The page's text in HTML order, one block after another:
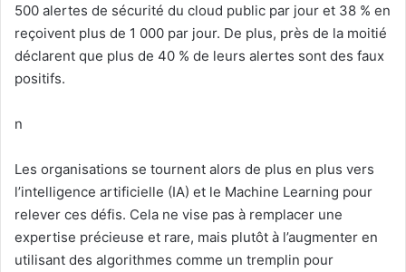
500 alertes de sécurité du cloud public par jour et 38 % en
reçoivent plus de 1 000 par jour. De plus, près de la moitié
déclarent que plus de 40 % de leurs alertes sont des faux
positifs.
n
Les organisations se tournent alors de plus en plus vers
l’intelligence artificielle (IA) et le Machine Learning pour
relever ces défis. Cela ne vise pas à remplacer une
expertise précieuse et rare, mais plutôt à l’augmenter en
utilisant des algorithmes comme un tremplin pour